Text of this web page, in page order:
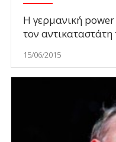
Η γερμανική
τον
15/06/2015